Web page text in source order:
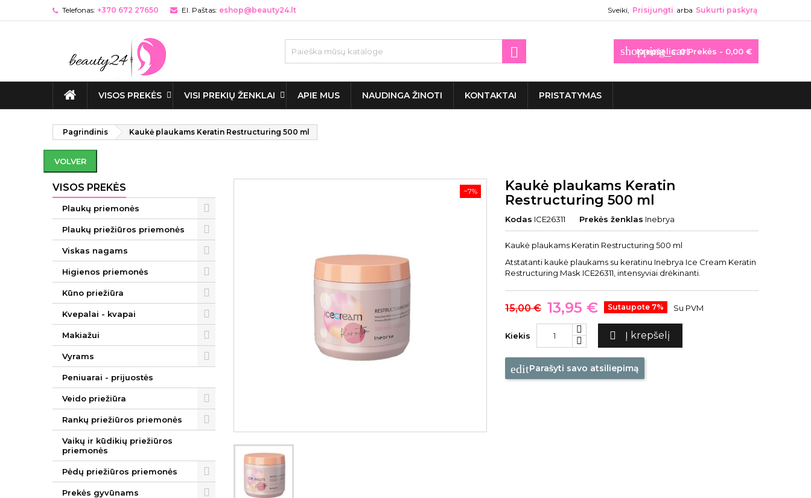
Telefonas: +370 672 27650 El. Paštas: eshop@beauty24.lt Sveiki, Prisijungti arba Sukurti paskyrą
shopping_cart
Krepšelis: 0Prekės - 0,00 €

VISOS PREKĖS VISI PREKIŲ ŽENKLAI APIE MUS NAUDINGA ŽINOTI KONTAKTAI PRISTATYMAS
Pagrindinis Kaukė plaukams Keratin Restructuring 500 ml
VOLVER
VISOS PREKĖS
Plaukų priemonės
Plaukų priežiūros priemonės
Viskas nagams
Higienos priemonės
Kūno priežiūra
Kvepalai - kvapai
Makiažui
Vyrams
Peniuarai - prijuostės
Veido priežiūra
Rankų priežiūros priemonės
Vaikų ir kūdikių priežiūros
priemonės
Pėdų priežiūros priemonės
Prekės gyvūnams
−7%
Kaukė plaukams Keratin
Restructuring 500 ml
Kodas ICE26311 Prekės ženklas Inebrya
Kaukė plaukams Keratin Restructuring 500 ml
Atstatanti kaukė plaukams su keratinu Inebrya Ice Cream Keratin
Restructuring Mask ICE26311, intensyviai drėkinanti.
15,00 € 13,95 € Sutaupote 7% Su PVM
Kiekis  Į krepšelį
editParašyti savo atsiliepimą